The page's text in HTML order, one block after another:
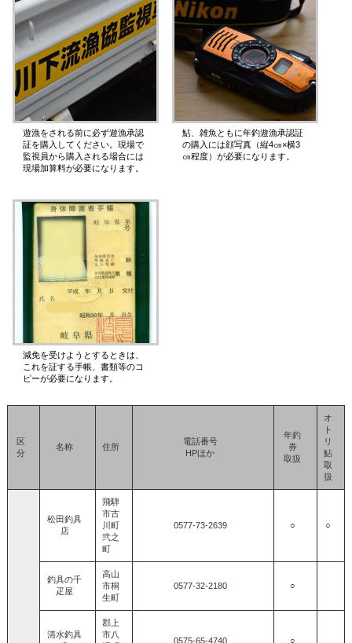
遊漁をされる前に必ず遊漁承認
証を購入してください。現場で
監視員から購入される場合には
現場加算料が必要になります。
鮎、雑魚ともに年釣遊漁承認証
の購入には顔写真（縦4㎝×横3
㎝程度）が必要になります。
減免を受けようとするときは、
これを証する手帳、書類等のコ
ピーが必要になります。
区
分
名称 住所
電話番号
HPほか
年釣
券
取扱
オ
ト
リ
鮎
取
扱
松田釣具
店
飛騨
市古
川町
弐之
町
0577‐73‐2639 ○ ○
釣具の千
疋屋
高山
市桐
生町
0577‐32‐2180 ○
清水釣具
郡上
市八
0575‐65‐4740 ○